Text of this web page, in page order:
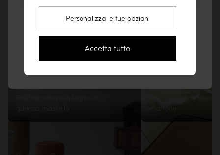
Base da montare, istruzioni fornite
Mattak
369€
Quinto
Vai sul sito Stati Uniti (www.tikamoon.co)
Resta sul sito Italia
Personalizza le tue opzioni
Accetta tutto